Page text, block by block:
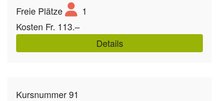
Freie Plätze
1
Kosten Fr. 113.–
Details
Kursnummer91